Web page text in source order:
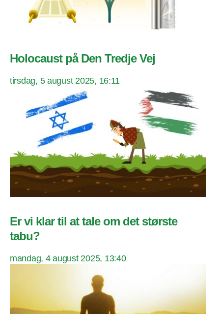
Holocaust på Den Tredje Vej
tirsdag, 5 august 2025, 16:11
Er vi klar til at tale om det største
tabu?
mandag, 4 august 2025, 13:40